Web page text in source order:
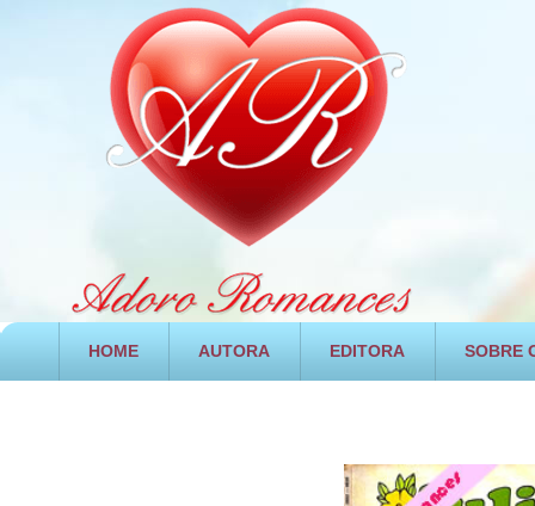
HOME AUTORA EDITORA SOBRE